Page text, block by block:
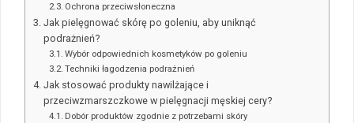
Ochrona przeciwsłoneczna
Jak pielęgnować skórę po goleniu, aby uniknąć
podrażnień?
Wybór odpowiednich kosmetyków po goleniu
Techniki łagodzenia podrażnień
Jak stosować produkty nawilżające i
przeciwzmarszczkowe w pielęgnacji męskiej cery?
Dobór produktów zgodnie z potrzebami skóry